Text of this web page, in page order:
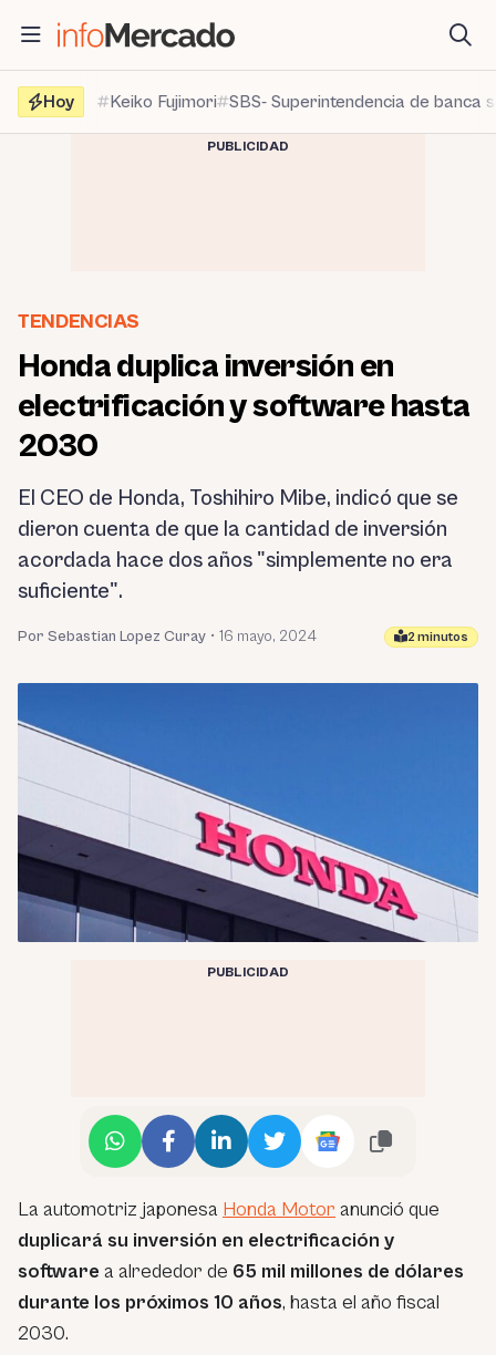
contenido
Hoy
Keiko Fujimori SBS- Superintendencia de banca
PUBLICIDAD
TENDENCIAS
Honda duplica inversión en
electrificación y software hasta
2030
El CEO de Honda, Toshihiro Mibe, indicó que se
dieron cuenta de que la cantidad de inversión
acordada hace dos años "simplemente no era
suficiente".
Por Sebastian Lopez Curay • 16 mayo, 2024 2 minutos
PUBLICIDAD
La automotriz japonesa Honda Motor anunció que
duplicará su inversión en electrificación y
software a alrededor de 65 mil millones de dólares
durante los próximos 10 años, hasta el año fiscal
2030.